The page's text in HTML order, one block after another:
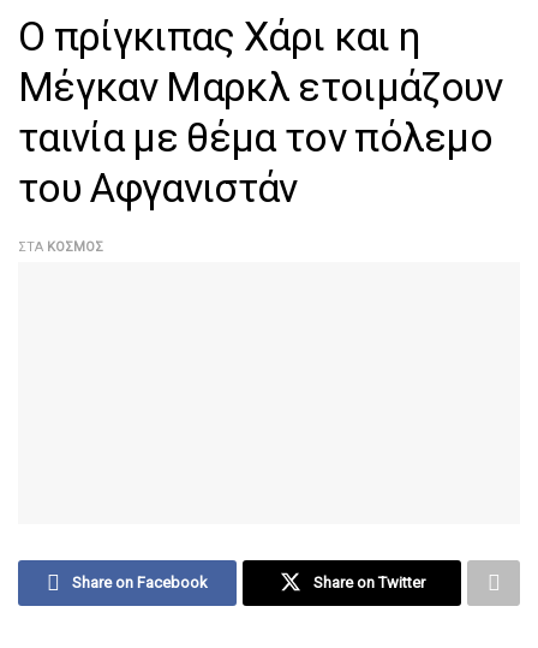
Ο πρίγκιπας Χάρι και η
Μέγκαν Μαρκλ ετοιμάζουν
ταινία με θέμα τον πόλεμο
του Αφγανιστάν
ΣΤΑ ΚΌΣΜΟΣ
Share on Facebook Share on Twitter